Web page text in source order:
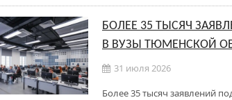
БОЛЕЕ 35 ТЫСЯЧ
В ВУЗЫ ТЮМЕНСКОЙ
31 июля 2026
Более 35 тысяч заявлений